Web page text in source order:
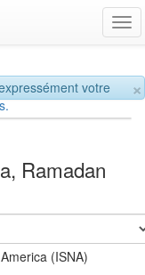
×
votre
Ramadan
(ISNA)